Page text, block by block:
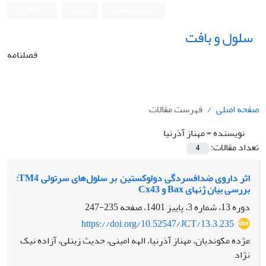
سلول و بافت
فصلنامه
صفحه اصلی
فهرست مقالات
نویسنده =مهناز آذرنیا
تعداد مقالات:
4
اثر داروی ضدافسردگی دولوکستین بر سلول‌های سرتولی TM4:
بررسی بیان ژن‫های Bax و Cx43 ‬‬‬‬‬‬‬‬‬
دوره 13، شماره 3، پاییز 1401، صفحه
235-247
https://doi.org/10.52547/JCT/13.3.235
مژده مکوندیان، مهناز آذرنیا، الهه امینی، حدیث زینلی، آزاده نیک
نژاد